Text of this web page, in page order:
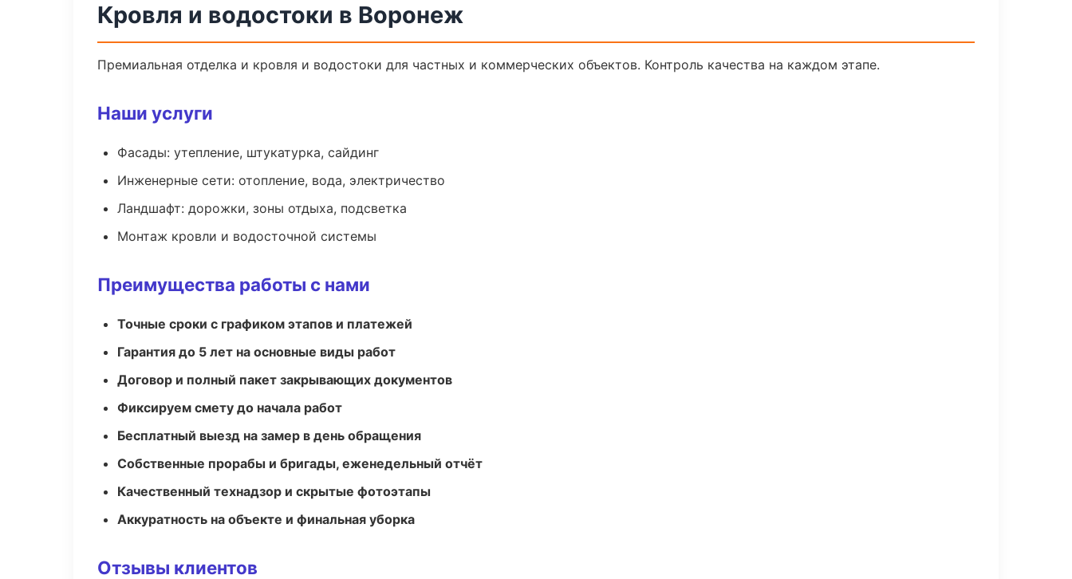
Кровля и водостоки в Воронеж
Премиальная отделка и кровля и водостоки для частных и коммерческих объектов. Контроль качества на каждом этапе.
Наши услуги
Фасады: утепление, штукатурка, сайдинг
Инженерные сети: отопление, вода, электричество
Ландшафт: дорожки, зоны отдыха, подсветка
Монтаж кровли и водосточной системы
Преимущества работы с нами
Точные сроки с графиком этапов и платежей
Гарантия до 5 лет на основные виды работ
Договор и полный пакет закрывающих документов
Фиксируем смету до начала работ
Бесплатный выезд на замер в день обращения
Собственные прорабы и бригады, еженедельный отчёт
Качественный технадзор и скрытые фотоэтапы
Аккуратность на объекте и финальная уборка
Отзывы клиентов